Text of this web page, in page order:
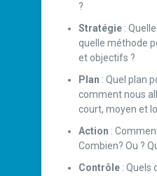
?
Stratégie :
quelle méthode
et objectifs ?
Plan : Quel plan
comment nous
court, moyen et
Action :
Combien? Ou ?
Contrôle: Quels